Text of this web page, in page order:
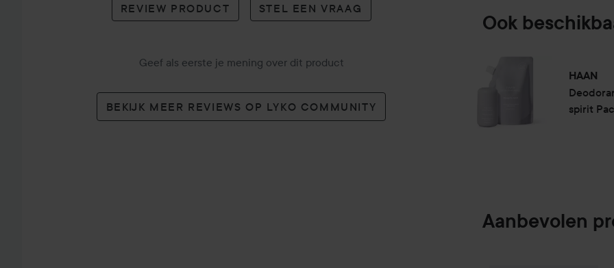
REVIEW PRODUCT STEL EEN VRAAG
Geef als eerste je mening over dit product
BEKIJK MEER REVIEWS OP LYKO COMMUNITY
Ook
HAAN
spirit
Aanbevolen